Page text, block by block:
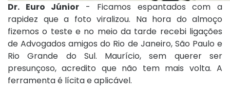
Dr. Euro Júnior - Ficamos espantados com a
rapidez que a foto viralizou. Na hora do almoço
fizemos o teste e no meio da tarde recebi ligações
de Advogados amigos do Rio de Janeiro, São Paulo e
Rio Grande do Sul. Maurício, sem querer ser
presunçoso, acredito que não tem mais volta. A
ferramenta é lícita e aplicável.